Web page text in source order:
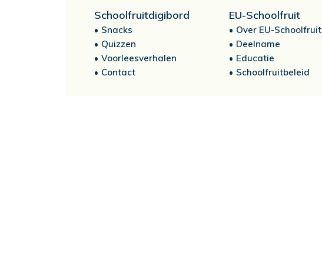
Schoolfruitdigibord
Snacks
Quizzen
Voorleesverhalen
Contact
EU-Schoolfruit
Over EU-Schoolfruit
Deelname
Educatie
Schoolfruitbeleid